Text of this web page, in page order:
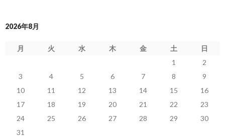
2026年8月
月 火 水 木 金 土
日
1
2
3
4 5 6 7 8
9
10
11 12 13 14 15
16
17
18 19 20 21 22
23
24
25 26 27 28 29
30
31